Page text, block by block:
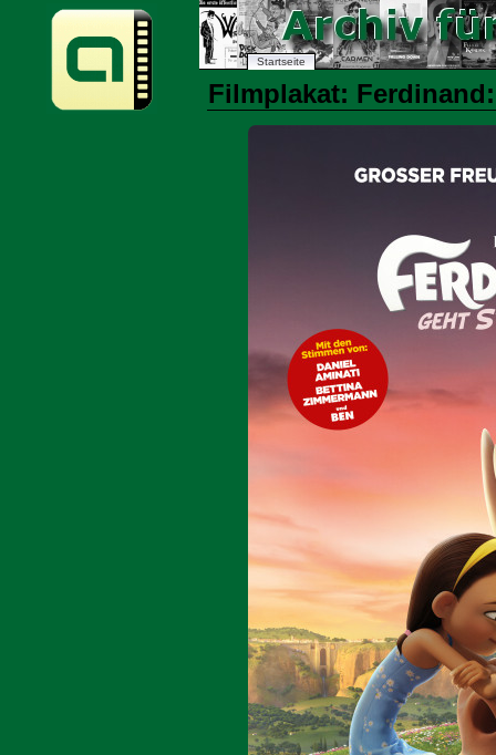
Startseite
Filmplakat: